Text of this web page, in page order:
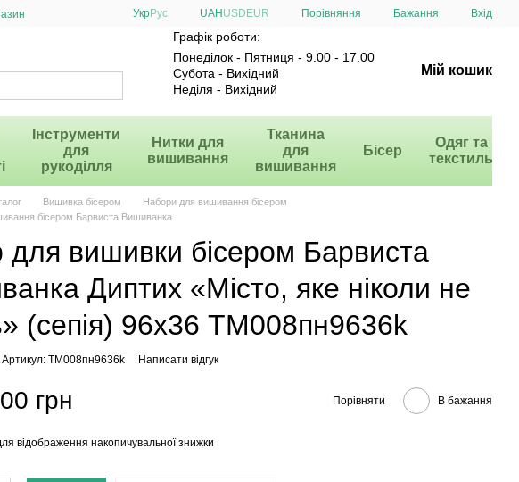
УкрРус UAH USD EUR Порівняння Бажання Вхід
Графік роботи:
Понеділок - Пятниця - 9.00 - 17.00
Субота - Вихідний
Неділя - Вихідний
Мій кошик
Інструменти
для
рукоділля
Нитки для
вишивання
Тканина
для
вишивання
Бісер
Одяг та
текстиль
Вишивка бісером
Набори для вишивання бісером
бісером Барвиста Вишиванка
для вишивки бісером Барвиста
Диптих «Місто, яке ніколи не
(сепія) 96х36 ТМ008пн9636k
Артикул: ТМ008пн9636k Написати відгук
грн Порівняти В бажання
відображення накопичувальної знижки